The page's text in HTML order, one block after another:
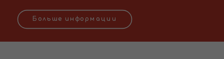
Больше информации